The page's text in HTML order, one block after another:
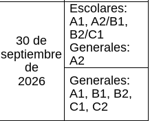
30 de
septiembre
de
2026
Escolares:
A1, A2/B1,
B2/C1
Generales:
A2
Generales:
A1, B1, B2,
C1, C2